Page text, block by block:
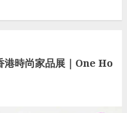
港時尚家品展｜One Ho